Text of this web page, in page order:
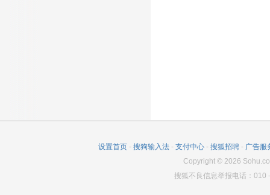
设置首页 - 搜狗输入法 - 支付中心 - 搜狐招聘 - 广告服
Copyright© 2026
搜狐不良信息举报电话：010